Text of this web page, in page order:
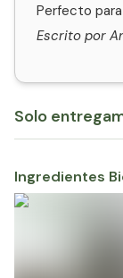
Perfecto
Escrito por
Solo
Ingredientes